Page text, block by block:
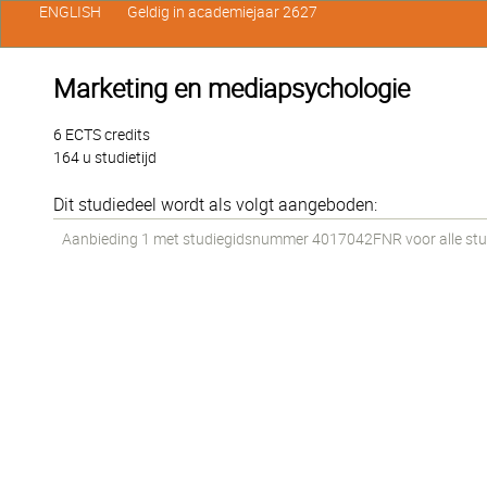
Marketing en mediapsychologie
6 ECTS credits
164 u studietijd
Dit studiedeel wordt als volgt aangeboden:
Aanbieding 1 met studiegidsnummer 4017042FNR voor alle
ENGLISH Geldig in academiejaar 2627